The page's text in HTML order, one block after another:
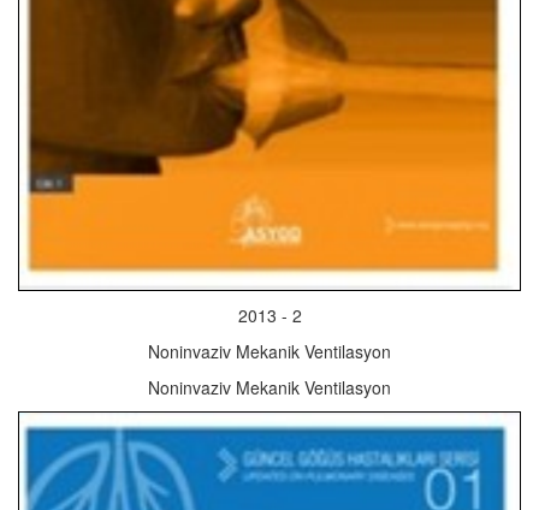
2013 - 2
Noninvaziv Mekanik Ventilasyon
Noninvaziv Mekanik Ventilasyon